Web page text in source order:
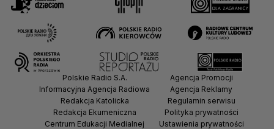
Polskie Radio S.A.
Informacyjna Agencja Radiowa
Redakcja Katolicka
Redakcja Ekumeniczna
Centrum Edukacji Medialnej
Agencja Promocji
Agencja Reklamy
Regulamin serwisu
Polityka prywatności
Ustawienia prywatności